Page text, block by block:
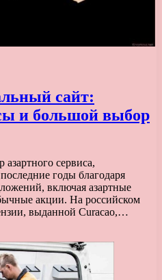
сайт:
и большой выбор
сервиса,
годы благодаря
включая азартные
акции. На российском
выданной Curacao,…